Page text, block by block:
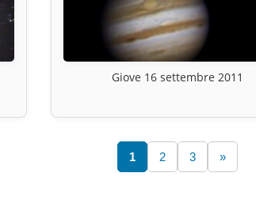
Giove 16 settembre 2011
1 2 3 »